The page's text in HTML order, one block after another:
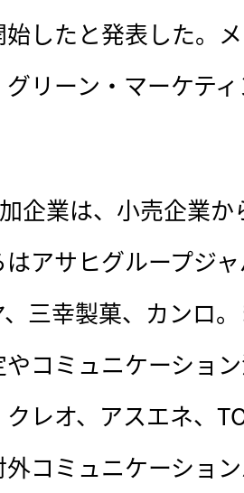
したと発表した。
リーン・マーケテ
企業は、 小売企業か
アサヒグループジ
、三幸製菓、カンロ
やコミュニケーショ
レオ、アスエネ、
コミュニケーショ